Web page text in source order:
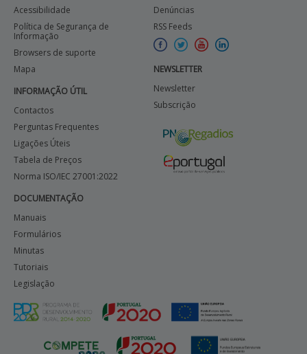
Acessibilidade
Política de Segurança de
Informação
Browsers de suporte
Mapa
INFORMAÇÃO ÚTIL
Contactos
Perguntas Frequentes
Ligações Úteis
Tabela de Preços
Norma ISO/IEC 27001:2022
DOCUMENTAÇÃO
Manuais
Formulários
Minutas
Tutoriais
Legislação
Denúncias
RSS Feeds
NEWSLETTER
Newsletter
Subscrição